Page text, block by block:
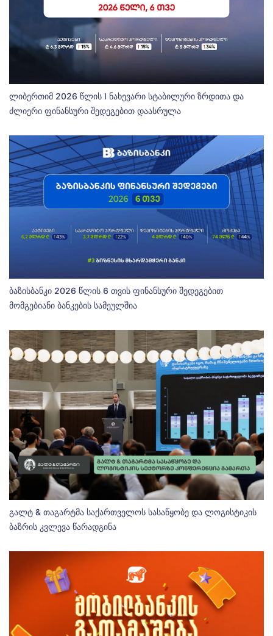
ლიბერთიმ 2026 წლის I ნახევარი სტაბილური ზრდითა და
ძლიერი ფინანსური შედეგებით დაასრულა
ბაზისბანკი 2026 წლის 6 თვის ფინანსური შედეგებით
მომგებიანი ბანკების სამეულშია
გალტ & თაგარტმა საქართველოს სასაწყობე და ლოგისტიკის
ბაზრის კვლევა წარადგინა